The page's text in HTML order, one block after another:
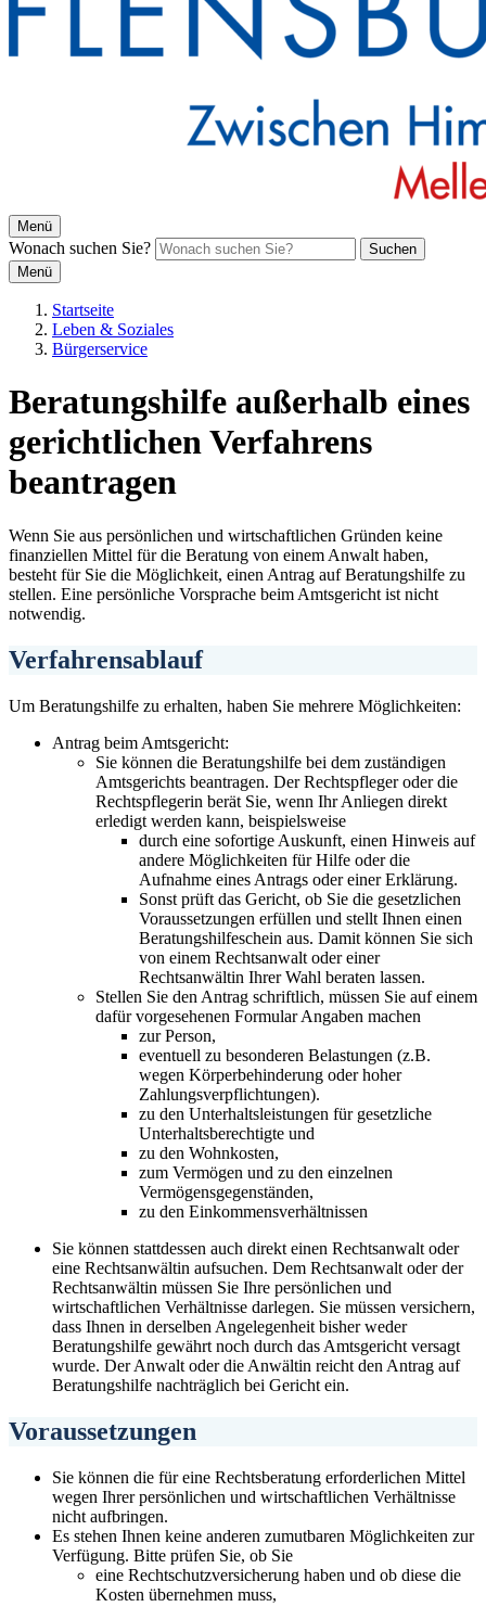
Menü
Wonach suchen Sie?
Suchen
Menü
Startseite
Leben & Soziales
Bürgerservice
Beratungshilfe außerhalb eines
gerichtlichen Verfahrens
beantragen
Wenn Sie aus persönlichen und wirtschaftlichen Gründen keine
finanziellen Mittel für die Beratung von einem Anwalt haben,
besteht für Sie die Möglichkeit, einen Antrag auf Beratungshilfe zu
stellen. Eine persönliche Vorsprache beim Amtsgericht ist nicht
notwendig.
Verfahrensablauf
Um Beratungshilfe zu erhalten, haben Sie mehrere Möglichkeiten:
Antrag beim Amtsgericht:
Sie können die Beratungshilfe bei dem zuständigen
Amtsgerichts beantragen. Der Rechtspfleger oder die
Rechtspflegerin berät Sie, wenn Ihr Anliegen direkt
erledigt werden kann, beispielsweise
durch eine sofortige Auskunft, einen Hinweis auf
andere Möglichkeiten für Hilfe oder die
Aufnahme eines Antrags oder einer Erklärung.
Sonst prüft das Gericht, ob Sie die gesetzlichen
Voraussetzungen erfüllen und stellt Ihnen einen
Beratungshilfeschein aus. Damit können Sie sich
von einem Rechtsanwalt oder einer
Rechtsanwältin Ihrer Wahl beraten lassen.
Stellen Sie den Antrag schriftlich, müssen Sie auf einem
dafür vorgesehenen Formular Angaben machen
zur Person,
eventuell zu besonderen Belastungen (z.B.
wegen Körperbehinderung oder hoher
Zahlungsverpflichtungen).
zu den Unterhaltsleistungen für gesetzliche
Unterhaltsberechtigte und
zu den Wohnkosten,
zum Vermögen und zu den einzelnen
Vermögensgegenständen,
zu den Einkommensverhältnissen
Sie können stattdessen auch direkt einen Rechtsanwalt oder
eine Rechtsanwältin aufsuchen. Dem Rechtsanwalt oder der
Rechtsanwältin müssen Sie Ihre persönlichen und
wirtschaftlichen Verhältnisse darlegen. Sie müssen versichern,
dass Ihnen in derselben Angelegenheit bisher weder
Beratungshilfe gewährt noch durch das Amtsgericht versagt
wurde. Der Anwalt oder die Anwältin reicht den Antrag auf
Beratungshilfe nachträglich bei Gericht ein.
Voraussetzungen
Sie können die für eine Rechtsberatung erforderlichen Mittel
wegen Ihrer persönlichen und wirtschaftlichen Verhältnisse
nicht aufbringen.
Es stehen Ihnen keine anderen zumutbaren Möglichkeiten zur
Verfügung. Bitte prüfen Sie, ob Sie
eine Rechtschutzversicherung haben und ob diese die
Kosten übernehmen muss,